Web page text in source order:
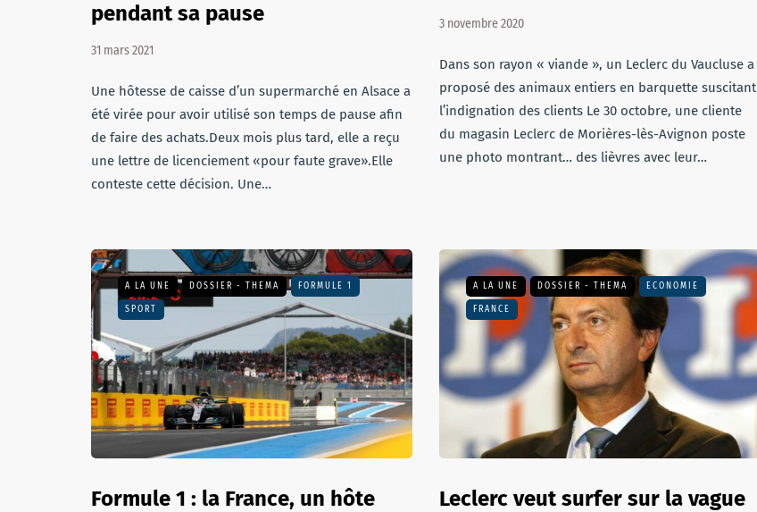
pendant sa pause
31 mars 2021
Une hôtesse de caisse d’un supermarché en Alsace a
été virée pour avoir utilisé son temps de pause afin
de faire des achats.Deux mois plus tard, elle a reçu
une lettre de licenciement «pour faute grave».Elle
conteste cette décision. Une…
3 novembre 2020
Dans son rayon « viande », un Leclerc du Vaucluse a
proposé des animaux entiers en barquette suscitant
l’indignation des clients Le 30 octobre, une cliente
du magasin Leclerc de Morières-lès-Avignon poste
une photo montrant… des lièvres avec leur…
A LA UNE DOSSIER - THEMA FORMULE 1
SPORT
Formule 1 : la France, un hôte
A LA UNE DOSSIER - THEMA ECONOMIE
FRANCE
Leclerc veut surfer sur la vague